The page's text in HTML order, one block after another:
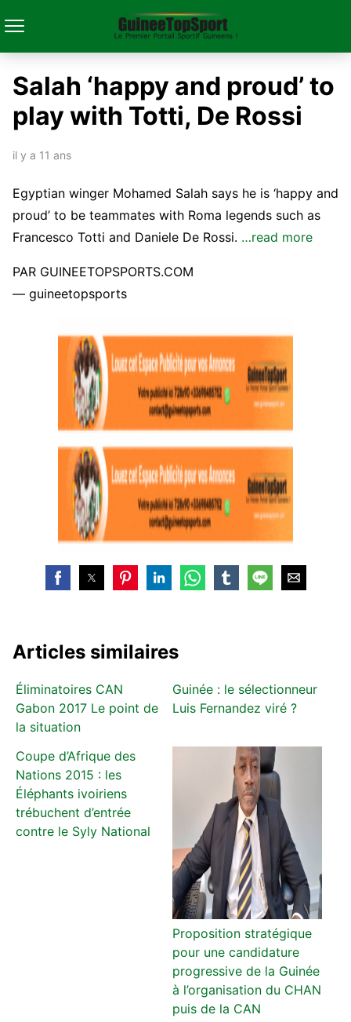
Salah ‘happy and proud’ to
play with Totti, De Rossi
il y a 11 ans
Egyptian winger Mohamed Salah says he is ‘happy and
proud’ to be teammates with Roma legends such as
Francesco Totti and Daniele De Rossi. …read more
PAR GUINEETOPSPORTS.COM
— guineetopsports
Articles similaires
Éliminatoires CAN
Gabon 2017 Le point de
la situation
Guinée : le sélectionneur
Luis Fernandez viré ?
Coupe d’Afrique des
Nations 2015 : les
Éléphants ivoiriens
trébuchent d’entrée
contre le Syly National
Proposition stratégique
pour une candidature
progressive de la Guinée
à l’organisation du CHAN
puis de la CAN